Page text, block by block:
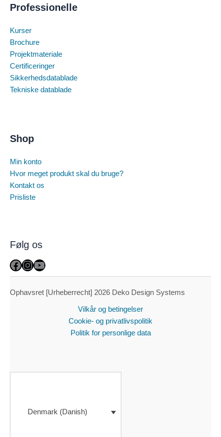
Professionelle
Kurser
Brochure
Projektmateriale
Certificeringer
Sikkerhedsdatablade
Tekniske datablade
Shop
Min konto
Hvor meget produkt skal du bruge?
Kontakt os
Prisliste
Følg os
Facebook
Instagram
YouTube
Ophavsret [Urheberrecht] 2026 Deko Design Systems
Vilkår og betingelser
Cookie- og privatlivspolitik
Politik for personlige data
Denmark (Danish)